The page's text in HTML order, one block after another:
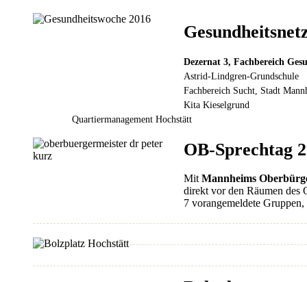
Dezernat 3, Fachbereich
Astrid-Lindgren-Grundschule
Fachbereich Sucht, Stadt
Kita Kieselgrund
Quartiermanagement Hochstätt
OB-Sprechtag
Mit Mannheims
direkt vor den Räumen des
7 vorangemeldete